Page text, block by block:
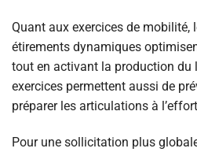
Quant aux exercices de mobilité,
étirements dynamiques
tout en activant la production du
exercices permettent aussi de
préparer les articulations à
Pour une sollicitation plus